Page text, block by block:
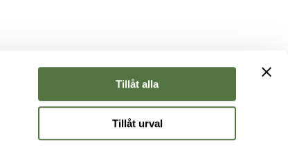
Tillåt alla
Tillåt urval